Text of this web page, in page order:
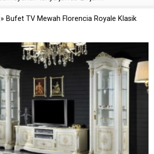
» Bufet TV Mewah Florencia Royale Klasik